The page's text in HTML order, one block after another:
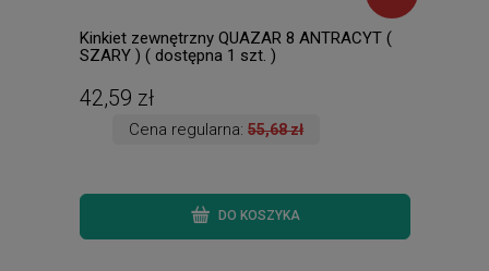
Kinkiet zewnętrzny QUAZAR 8 ANTRACYT (
SZARY ) ( dostępna 1 szt. )
42,59 zł
Cena regularna:55,68 zł
DO KOSZYKA